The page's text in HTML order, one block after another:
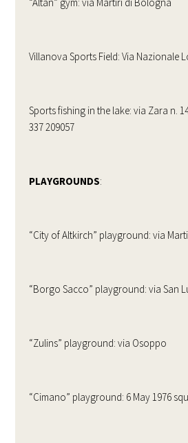
Villanova Sports Field: Via Nazionale
Sports fishing in the lake: via Zara n.
337 209057
PLAYGROUNDS:
“City of Altkirch” playground: via
“Borgo Sacco” playground: via San
“Zulins” playground: via Osoppo
“Cimano” playground: 6 May 1976